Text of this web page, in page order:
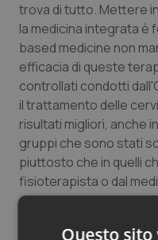
trova di tutto. Mettere
la medicina integrata è
based medicine non
efficacia di queste
controllati condotti
il trattamento delle
risultati migliori, anche
gruppi che sono stati
piuttosto che in quelli
fisioterapista o dal
ancora, un altro studio
Questo